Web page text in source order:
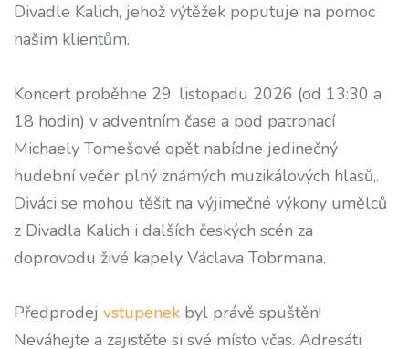
Divadle Kalich, jehož výtěžek poputuje na pomoc
našim klientům.
Koncert proběhne 29. listopadu 2026 (od 13:30 a
18 hodin) v adventním čase a pod patronací
Michaely Tomešové opět nabídne jedinečný
hudební večer plný známých muzikálových hlasů,.
Diváci se mohou těšit na výjimečné výkony umělců
z Divadla Kalich i dalších českých scén za
doprovodu živé kapely Václava Tobrmana.
Předprodej vstupenek byl právě spuštěn!
Neváhejte a zajistěte si své místo včas. Adresáti